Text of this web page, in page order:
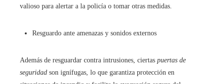
valioso para alertar a la policía o tomar otras medidas.
Resguardo ante amenazas y sonidos externos
Además de resguardar contra intrusiones, ciertas puertas de
seguridad son ignífugas, lo que garantiza protección en